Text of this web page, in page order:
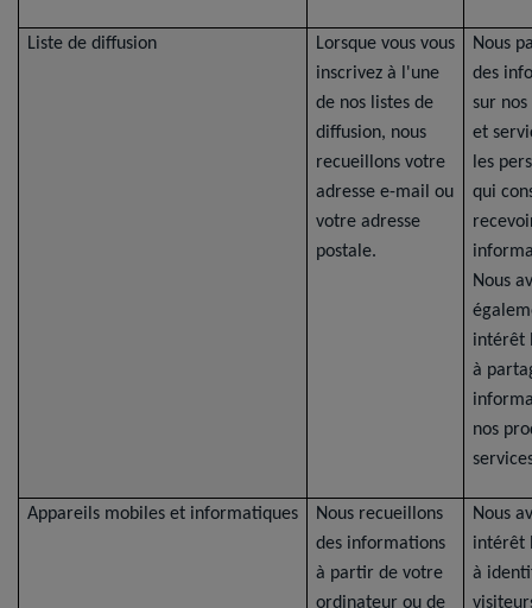
Liste de diffusion
Lorsque vous vous
inscrivez à l'une
de nos listes de
diffusion, nous
recueillons votre
adresse e-mail ou
votre adresse
postale.
Nous
des
sur
et
les
qui
Nous
intérêt
à
nos
Appareils mobiles et informatiques
Nous recueillons
des informations
à partir de votre
ordinateur ou de
Nous
intérêt
à